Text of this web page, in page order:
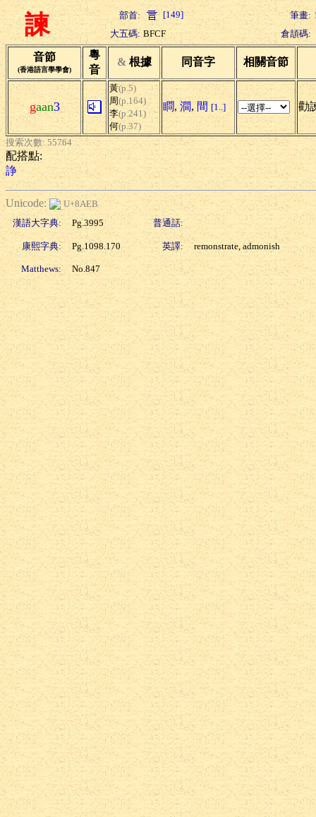
諫 部首: [149] 筆畫:
大五碼: BFCF 倉頡碼:
音節
(香港語言學學會)
粵
音
& 根據 同音字 相關音節
gaan3
黃(p.5)
周(p.164)
李(p.241)
何(p.37)
瞷, 澗, 間 [1..] 勸
搜索次數: 55764
配搭點:
諍
Unicode:
U+8AEB
漢語大字典:
Pg.3995 普通話:
康熙字典: Pg.1098.170 英譯: remonstrate, admonish
Matthews: No.847